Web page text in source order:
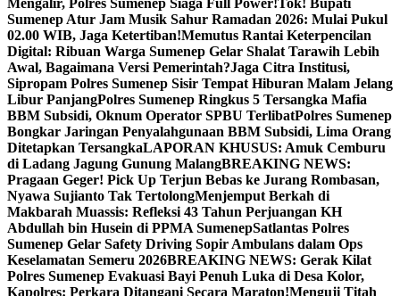
Mengalir, Polres Sumenep Siaga Full Power!Tok! Bupati
Sumenep Atur Jam Musik Sahur Ramadan 2026: Mulai Pukul
02.00 WIB, Jaga Ketertiban!Memutus Rantai Keterpencilan
Digital: Ribuan Warga Sumenep Gelar Shalat Tarawih Lebih
Awal, Bagaimana Versi Pemerintah?Jaga Citra Institusi,
Sipropam Polres Sumenep Sisir Tempat Hiburan Malam Jelang
Libur PanjangPolres Sumenep Ringkus 5 Tersangka Mafia
BBM Subsidi, Oknum Operator SPBU TerlibatPolres Sumenep
Bongkar Jaringan Penyalahgunaan BBM Subsidi, Lima Orang
Ditetapkan TersangkaLAPORAN KHUSUS: Amuk Cemburu
di Ladang Jagung Gunung MalangBREAKING NEWS:
Pragaan Geger! Pick Up Terjun Bebas ke Jurang Rombasan,
Nyawa Sujianto Tak TertolongMenjemput Berkah di
Makbarah Muassis: Refleksi 43 Tahun Perjuangan KH
Abdullah bin Husein di PPMA SumenepSatlantas Polres
Sumenep Gelar Safety Driving Sopir Ambulans dalam Ops
Keselamatan Semeru 2026BREAKING NEWS: Gerak Kilat
Polres Sumenep Evakuasi Bayi Penuh Luka di Desa Kolor,
Kapolres: Perkara Ditangani Secara Maraton!Menguji Titah